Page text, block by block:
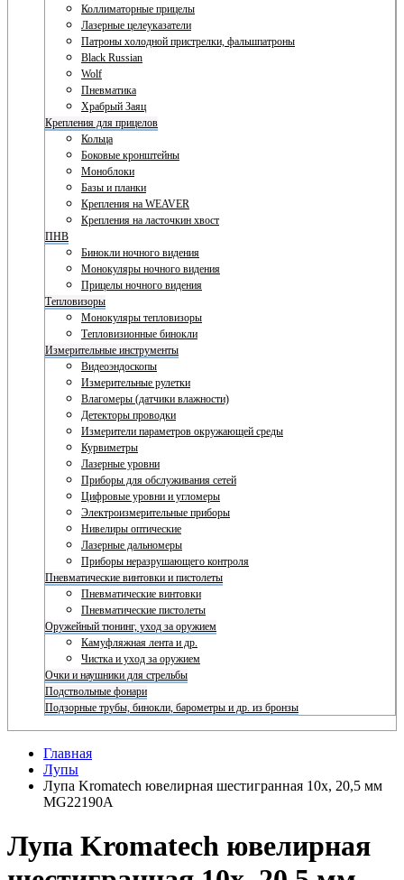
Коллиматорные прицелы
Лазерные целеуказатели
Патроны холодной пристрелки, фальшпатроны
Black Russian
Wolf
Пневматика
Храбрый Заяц
Крепления для прицелов
Кольца
Боковые кронштейны
Моноблоки
Базы и планки
Крепления на WEAVER
Крепления на ласточкин хвост
ПНВ
Бинокли ночного видения
Монокуляры ночного видения
Прицелы ночного видения
Тепловизоры
Монокуляры тепловизоры
Тепловизионные бинокли
Измерительные инструменты
Видеоэндоскопы
Измерительные рулетки
Влагомеры (датчики влажности)
Детекторы проводки
Измерители параметров окружающей среды
Курвиметры
Лазерные уровни
Приборы для обслуживания сетей
Цифровые уровни и угломеры
Электроизмерительные приборы
Нивелиры оптические
Лазерные дальномеры
Приборы неразрушающего контроля
Пневматические винтовки и пистолеты
Пневматические винтовки
Пневматические пистолеты
Оружейный тюнинг, уход за оружием
Камуфляжная лента и др.
Чистка и уход за оружием
Очки и наушники для стрельбы
Подствольные фонари
Подзорные трубы, бинокли, барометры и др. из бронзы
Главная
Лупы
Лупа Kromatech ювелирная шестигранная 10x, 20,5 мм
MG22190A
Лупа Kromatech ювелирная